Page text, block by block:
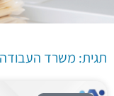
תגית: משרד העבודה